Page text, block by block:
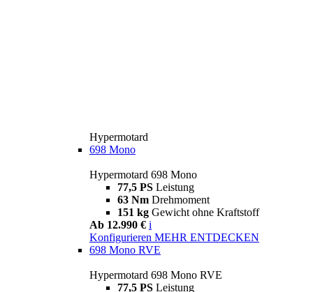
Hypermotard
698 Mono
Hypermotard 698 Mono
77,5 PS Leistung
63 Nm Drehmoment
151 kg Gewicht ohne Kraftstoff
Ab 12.990 € i
Konfigurieren MEHR ENTDECKEN
698 Mono RVE
Hypermotard 698 Mono RVE
77,5 PS Leistung